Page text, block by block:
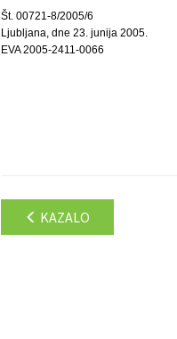
Št. 00721-8/2005/6
Ljubljana, dne 23. junija 2005.
EVA 2005-2411-0066
KAZALO